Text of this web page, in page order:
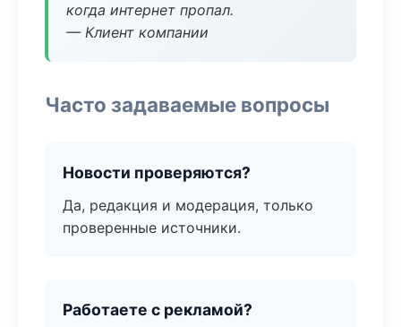
когда интернет пропал.
— Клиент компании
Часто задаваемые вопросы
Новости проверяются?
Да, редакция и модерация, только
проверенные источники.
Работаете с рекламой?